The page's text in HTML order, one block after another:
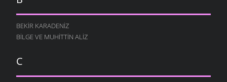
BEKIR KARADENIZ
BILGE VE MUHITTIN ALIZ
C